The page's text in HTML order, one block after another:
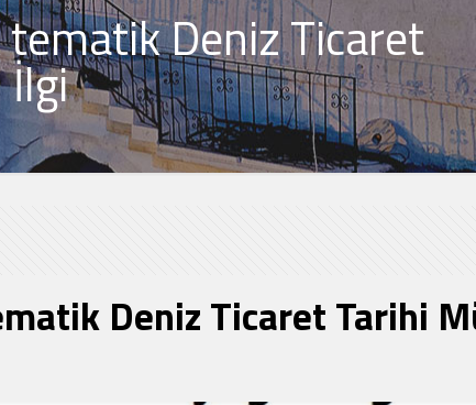
tematik Deniz Ticaret
İlgi
Deniz Ticaret Tarihi